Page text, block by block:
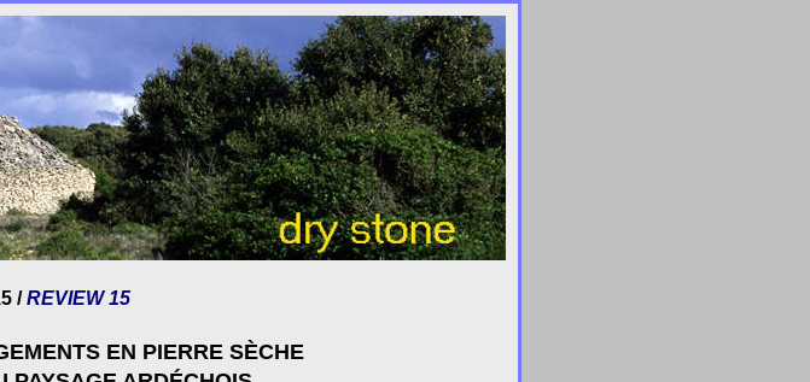
/REVIEW 15
EN PIERRE SÈCHE